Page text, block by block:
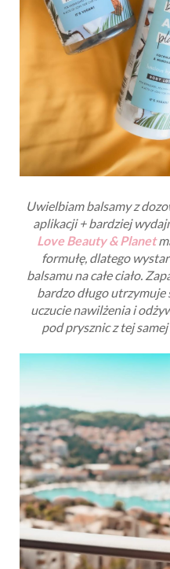
Uwielbiam balsamy z
aplikacji + bardziej
Love Beauty & Planet
formułę, dlatego
balsamu na całe ciało.
bardzo długo utrzymuje
uczucie nawilżenia i
pod prysznic z tej